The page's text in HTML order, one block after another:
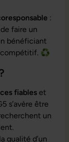
:
faire un
bénéficiant
compétitif. ♻️
fiables et
s’avère être
un
qualité d’un